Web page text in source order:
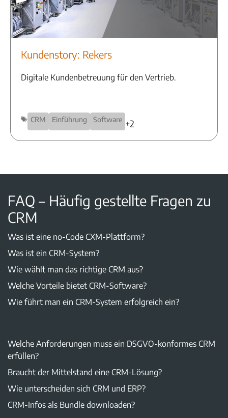
Kundenstory: Rekers
Digitale Kundenbetreuung für den Vertrieb.
CRM Einführung Software +2
FAQ – Häufig gestellte Fragen zu
CRM
Was ist eine no-Code CXM-Plattform?
Was ist ein CRM-System?
Wie wählt man das richtige CRM aus?
Welche Vorteile bietet CRM-Software?
Wie führt man ein CRM-System erfolgreich ein?
Welche Anforderungen muss ein DSGVO-konformes CRM
erfüllen?
Braucht der Mittelstand eine CRM-Lösung?
Wie unterscheiden sich CRM und ERP?
CRM-Infos als Bundle downloaden?